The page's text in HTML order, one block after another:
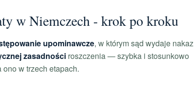
w Niemczech - krok po kroku
upominawcze, w którym sąd wydaje nakaz
zasadności roszczenia — szybka i stosunkowo
w trzech etapach.